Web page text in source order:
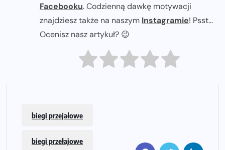
Facebooku. Codzienną dawkę motywacji
znajdziesz także na naszym Instagramie! Psst...
Ocenisz nasz artykuł? 😉
biegi przejałowe
biegi przełajowe